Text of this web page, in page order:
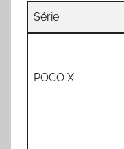
Série
POCO X